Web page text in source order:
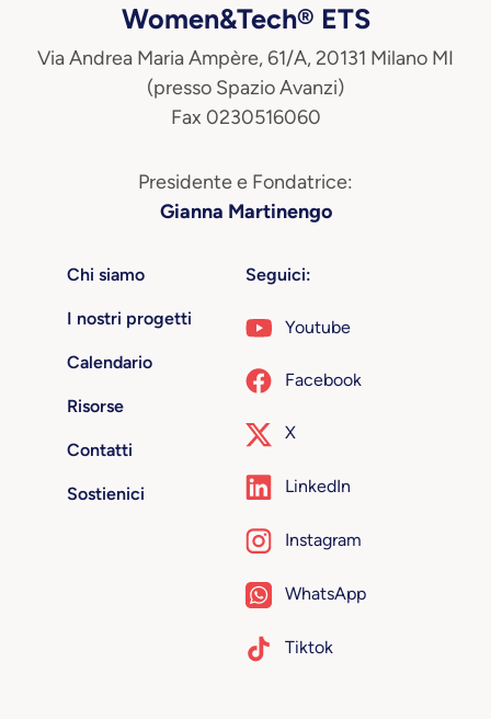
Women&Tech® ETS
Via Andrea Maria Ampère, 61/A, 20131 Milano MI
(presso Spazio Avanzi)
Fax 0230516060
Presidente e Fondatrice:
Gianna Martinengo
Chi siamo
I nostri progetti
Calendario
Risorse
Contatti
Sostienici
Seguici:
Youtube
Facebook
X
LinkedIn
Instagram
WhatsApp
Tiktok